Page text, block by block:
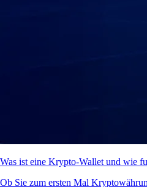
Was ist eine Krypto-Wallet und wie
Ob Sie zum ersten Mal